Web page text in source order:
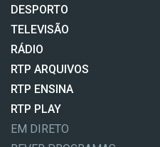
DESPORTO
TELEVISÃO
RÁDIO
RTP ARQUIVOS
RTP ENSINA
RTP PLAY
EM DIRETO